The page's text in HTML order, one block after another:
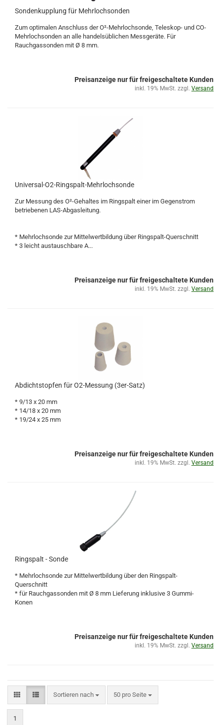
Sondenkupplung für Mehrlochsonden
Zum optimalen Anschluss der O²-Mehrlochsonde, Teleskop- und CO-
Mehrlochsonden an alle handelsüblichen Messgeräte. Für
Rauchgassonden mit Ø 8 mm.
Preisanzeige nur für freigeschaltete Kunden
inkl. 19% MwSt. zzgl. Versand
Universal-O2-Ringspalt-Mehrlochsonde
Zur Messung des O²-Gehaltes im Ringspalt einer im Gegenstrom
betriebenen LAS-Abgasleitung.
* Mehrlochsonde zur Mittelwertbildung über Ringspalt-Querschnitt
* 3 leicht austauschbare A...
Preisanzeige nur für freigeschaltete Kunden
inkl. 19% MwSt. zzgl. Versand
Abdichtstopfen für O2-Messung (3er-Satz)
* 9/13 x 20 mm
* 14/18 x 20 mm
* 19/24 x 25 mm
Preisanzeige nur für freigeschaltete Kunden
inkl. 19% MwSt. zzgl. Versand
Ringspalt - Sonde
* Mehrlochsonde zur Mittelwertbildung über den Ringspalt-
Querschnitt
* für Rauchgassonden mit Ø 8 mm Lieferung inklusive 3 Gummi-
Konen
Preisanzeige nur für freigeschaltete Kunden
inkl. 19% MwSt. zzgl. Versand
Sortieren nach 50 pro Seite
1